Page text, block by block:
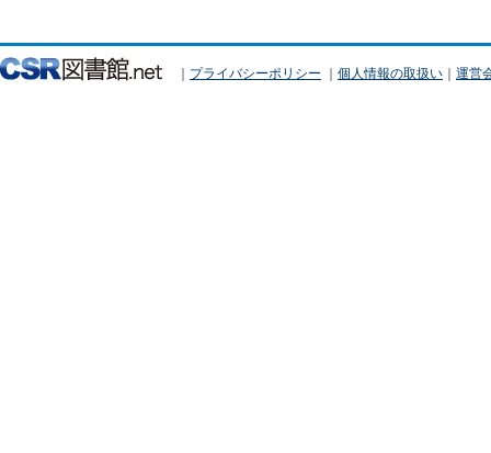
｜ プライバシーポリシー ｜ 個人情報の取扱い ｜ 運営